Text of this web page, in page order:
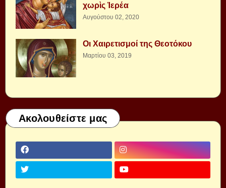
χωρὶς Ἱερέα
Αυγούστου 02, 2020
Οι Χαιρετισμοί της Θεοτόκου
Μαρτίου 03, 2019
Ακολουθείστε μας